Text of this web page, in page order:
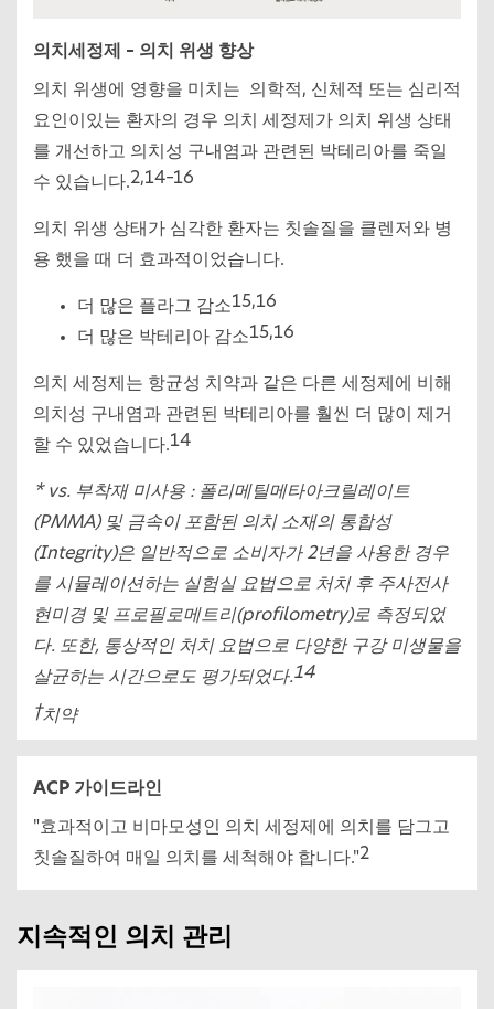
의치세정제 – 의치 위생 향상
의치 위생에 영향을 미치는 의학적, 신체적 또는 심리적
요인이있는 환자의 경우 의치 세정제가 의치 위생 상태
를 개선하고 의치성 구내염과 관련된 박테리아를 죽일
수 있습니다.2,14–16
의치 위생 상태가 심각한 환자는 칫솔질을 클렌저와 병
용 했을 때 더 효과적이었습니다.
더 많은 플라그 감소15,16
더 많은 박테리아 감소15,16
의치 세정제는 항균성 치약과 같은 다른 세정제에 비해
의치성 구내염과 관련된 박테리아를 훨씬 더 많이 제거
할 수 있었습니다.14
* vs. 부착재 미사용 : 폴리메틸메타아크릴레이트
(PMMA) 및 금속이 포함된 의치 소재의 통합성
(Integrity)은 일반적으로 소비자가 2년을 사용한 경우
를 시뮬레이션하는 실험실 요법으로 처치 후 주사전사
현미경 및 프로필로메트리(profilometry)로 측정되었
다. 또한, 통상적인 처치 요법으로 다양한 구강 미생물을
살균하는 시간으로도 평가되었다.14
†치약
ACP 가이드라인
"효과적이고 비마모성인 의치 세정제에 의치를 담그고
칫솔질하여 매일 의치를 세척해야 합니다."2
지속적인 의치 관리